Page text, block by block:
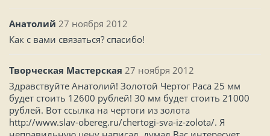
Анатолий 27 ноября 2012
Как с вами связаться? спасибо!
Творческая Мастерская 27 ноября 2012
Здравствуйте Анатолий! Золотой Чертог Раса 25 мм
будет стоить 12600 рублей! 30 мм будет стоить 21000
рублей. Вот ссылка на чертоги из золота
http://www.slav-obereg.ru/chertogi-sva-iz-zolota/. Я